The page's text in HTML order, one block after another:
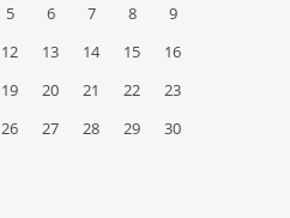
5 6 7 8
9
12 13 14 15
16
19 20 21 22
23
26 27 28 29
30